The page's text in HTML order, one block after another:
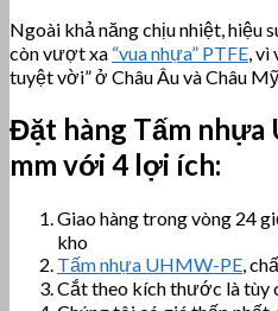
Ngoài khả năng chịu nhiệt, hiệu
còn vượt xa “vua nhựa” PTFE ,
tuyệt vời” ở Châu Âu và Châu Mỹ.
Đặt hàng Tấm nhựa
mm với 4 lợi ích:
Giao hàng trong vòng 24
kho
Tấm nhựa UHMW-PE,
Cắt theo kích thước là tùy